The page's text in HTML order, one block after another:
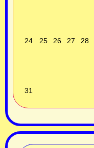
24 25 26 27 28
31